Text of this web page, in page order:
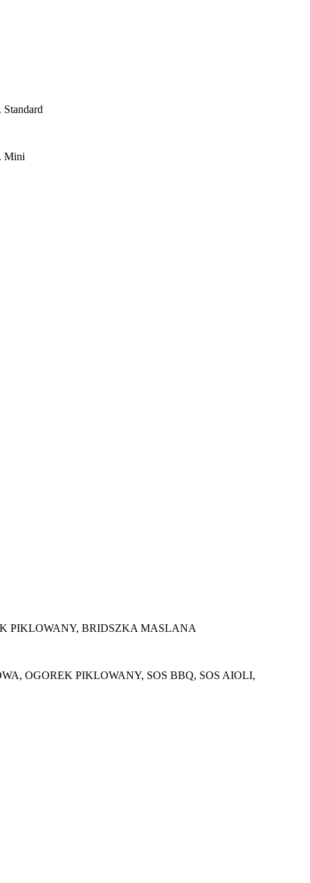
Mini
PIKLOWANY, BRIDSZKA MASLANA
OGOREK PIKLOWANY, SOS BBQ, SOS AIOLI,